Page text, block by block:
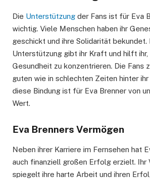
Die Unterstützung der Fans ist für Eva
wichtig. Viele Menschen haben ihr
geschickt und ihre Solidarität bekundet.
Unterstützung gibt ihr Kraft und hilft ihr,
Gesundheit zu konzentrieren. Die Fans
guten wie in schlechten Zeiten hinter ihr
diese Bindung ist für Eva Brenner von
Wert.
Eva Brenners Vermögen
Neben ihrer Karriere im Fernsehen hat
auch finanziell großen Erfolg erzielt. Ihr
spiegelt ihre harte Arbeit und ihren